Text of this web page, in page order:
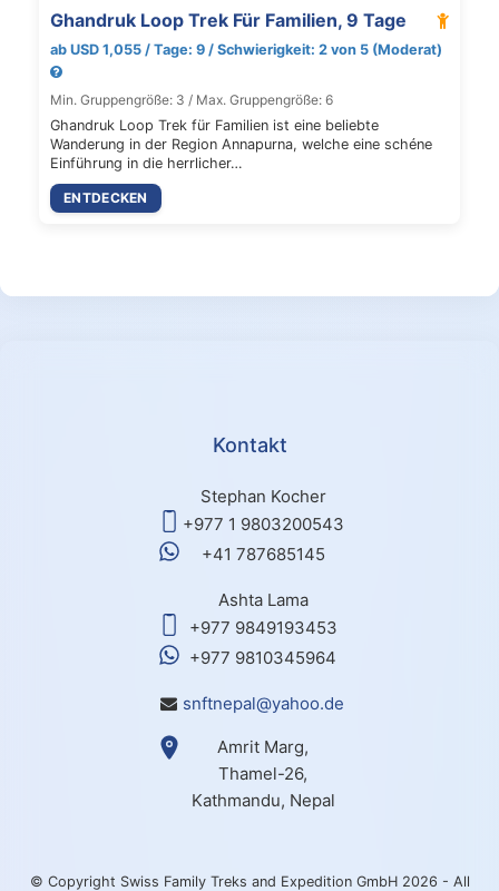
Ghandruk Loop Trek Für Familien, 9 Tage
ab USD 1,055 / Tage: 9 / Schwierigkeit: 2 von 5 (Moderat)
Min. Gruppengröße: 3 / Max. Gruppengröße: 6
Ghandruk Loop Trek für Familien ist eine beliebte
Wanderung in der Region Annapurna, welche eine schéne
Einführung in die herrlicher…
ENTDECKEN
Kontakt
Stephan Kocher
+977 1 9803200543
+41 787685145
Ashta Lama
+977 9849193453
+977 9810345964
snftnepal@yahoo.de
Amrit Marg,
Thamel-26,
Kathmandu, Nepal
© Copyright Swiss Family Treks and Expedition GmbH 2026 - All